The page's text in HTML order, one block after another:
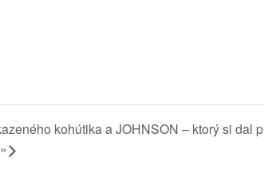
kohútika a JOHNSON – ktorý si dal
»